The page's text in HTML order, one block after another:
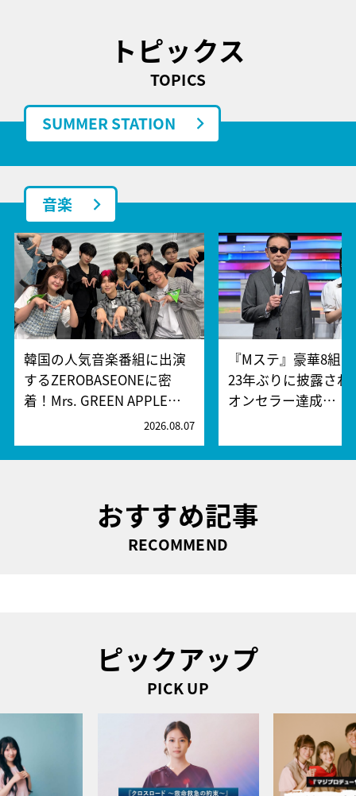
トピックス
TOPICS
SUMMER STATION
音楽
韓国の人気音楽番組に出演
するZEROBASEONEに密
着！Mrs. GREEN APPLE…
2026.08.07
『Mステ』豪華8組
23年ぶりに披露され
オンセラー達成…
おすすめ記事
RECOMMEND
ピックアップ
PICK UP